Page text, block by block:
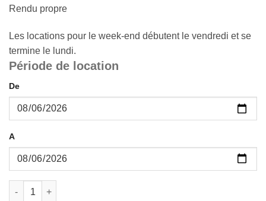
Rendu propre
Les locations pour le week-end débutent le vendredi et se
termine le lundi.
Période de location
De
A
quantité de Location frigo vitrée